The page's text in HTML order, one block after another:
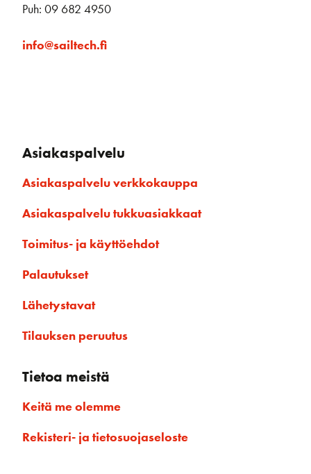
Puh: 09 682 4950
info@sailtech.fi
Asiakaspalvelu
Asiakaspalvelu verkkokauppa
Asiakaspalvelu tukkuasiakkaat
Toimitus- ja käyttöehdot
Palautukset
Lähetystavat
Tilauksen peruutus
Tietoa meistä
Keitä me olemme
Rekisteri- ja tietosuojaseloste